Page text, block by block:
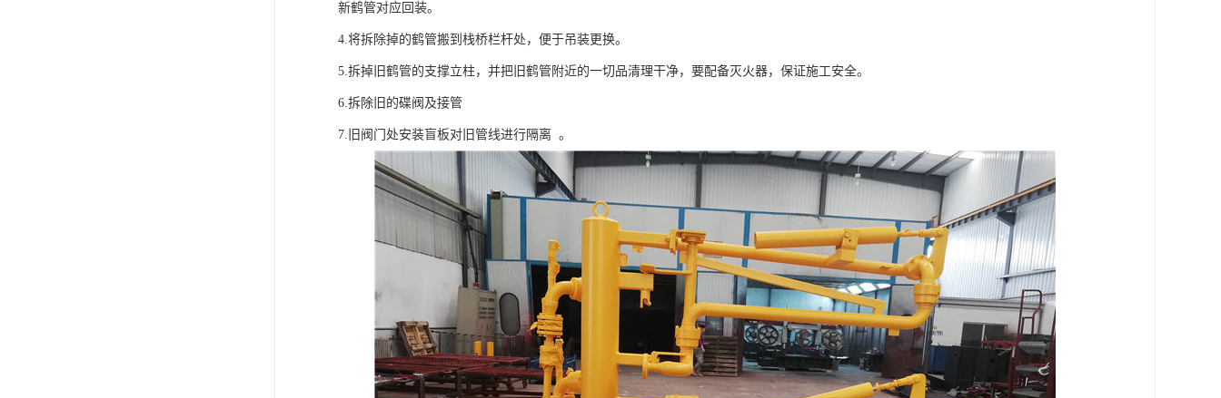
新鹤管对应回装。
4.将拆除掉的鹤管搬到栈桥栏杆处，便于吊装更换。
5.拆掉旧鹤管的支撑立柱，并把旧鹤管附近的一切品清理干净，要配备灭火器，保证施工安全。
6.拆除旧的碟阀及接管
7.旧阀门处安装盲板对旧管线进行隔离 。